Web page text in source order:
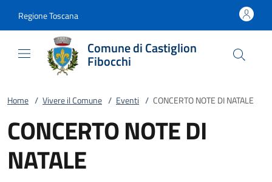
Regione Toscana
Comune di Castiglion
Fibocchi
Home / Vivere il Comune / Eventi / CONCERTO NOTE DI NATALE
CONCERTO NOTE DI
NATALE